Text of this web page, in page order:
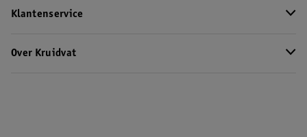
Klantenservice
Over Kruidvat